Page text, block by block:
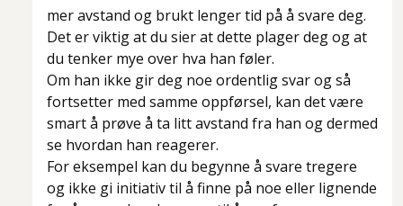
mer avstand og brukt lenger tid på å svare deg.
Det er viktig at du sier at dette plager deg og at
du tenker mye over hva han føler.
Om han ikke gir deg noe ordentlig svar og så
fortsetter med samme oppførsel, kan det være
smart å prøve å ta litt avstand fra han og dermed
se hvordan han reagerer.
For eksempel kan du begynne å svare tregere
og ikke gi initiativ til å finne på noe eller lignende